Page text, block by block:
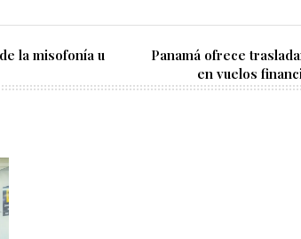
la misofonía u
Panamá ofrece
en vuelos